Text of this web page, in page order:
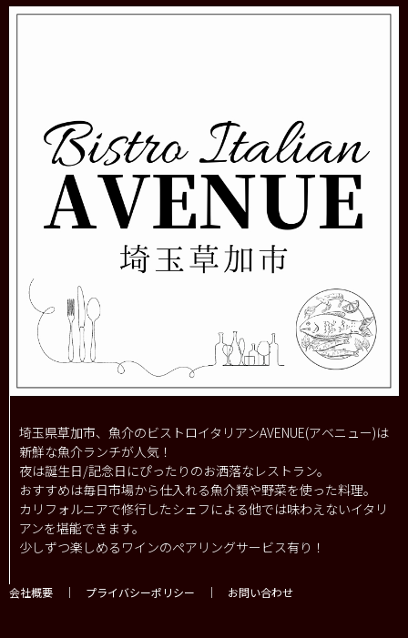
埼玉県草加市、魚介のビストロイタリアンAVENUE(アベニュー)は
新鮮な魚介ランチが人気！
夜は誕生日/記念日にぴったりのお洒落なレストラン。
おすすめは毎日市場から仕入れる魚介類や野菜を使った料理。
カリフォルニアで修行したシェフによる他では味わえないイタリ
アンを堪能できます。
少しずつ楽しめるワインのペアリングサービス有り！
会社概要 ｜ プライバシーポリシー ｜ お問い合わせ